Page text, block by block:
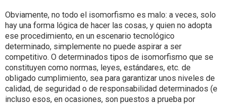
Obviamente, no todo el isomorfismo es malo: a veces, solo
hay una forma lógica de hacer las cosas, y quien no adopta
ese procedimiento, en un escenario tecnológico
determinado, simplemente no puede aspirar a ser
competitivo. O determinados tipos de isomorfismo que se
constituyen como normas, leyes, estándares, etc. de
obligado cumplimiento, sea para garantizar unos niveles de
calidad, de seguridad o de responsabilidad determinados (e
incluso esos, en ocasiones, son puestos a prueba por